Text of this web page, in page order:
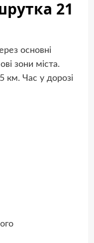
21
основні
зони міста.
км. Час у дорозі